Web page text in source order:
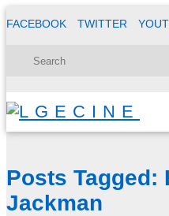
FACEBOOK TWITTER
Posts Tagged:
Jackman